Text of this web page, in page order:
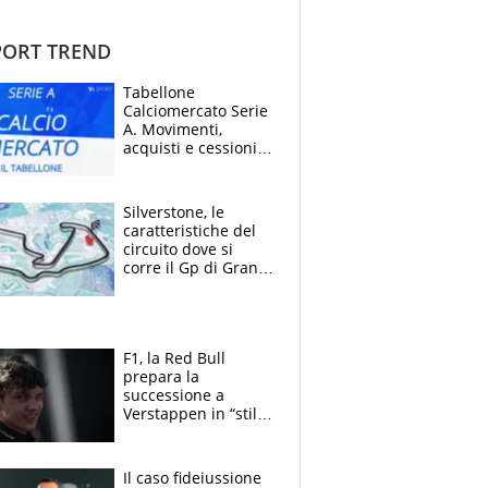
TREND
Tabellone
Calciomercato Serie
A. Movimenti,
acquisti e cessioni:
Silverstone, le
caratteristiche del
circuito dove si
corre il Gp di Gran
F1, la Red Bull
prepara la
successione a
Verstappen in “stile
attacco all’Italia
Il caso fideiussione